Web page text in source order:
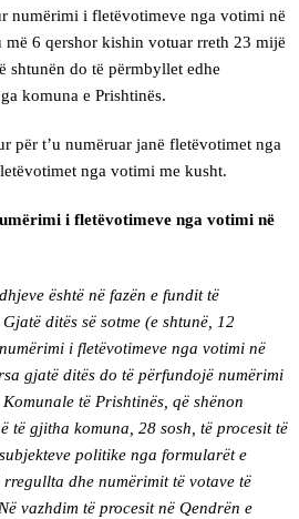
numërimi i fletëvotimeve nga votimi në
6 qershor kishin votuar rreth 23 mijë
shtunën do të përmbyllet edhe
komuna e Prishtinës.
për t’u numëruar janë fletëvotimet nga
nga votimi me kusht.
i fletëvotimeve nga votimi në
është në fazën e fundit të
ditës së sotme (e shtunë, 12
i fletëvotimeve nga votimi në
gjatë ditës do të përfundojë numërimi
të Prishtinës, që shënon
të gjitha komuna, 28 sosh, të procesit të
politike nga formularët e
dhe numërimit të votave të
vazhdim të procesit në Qendrën e